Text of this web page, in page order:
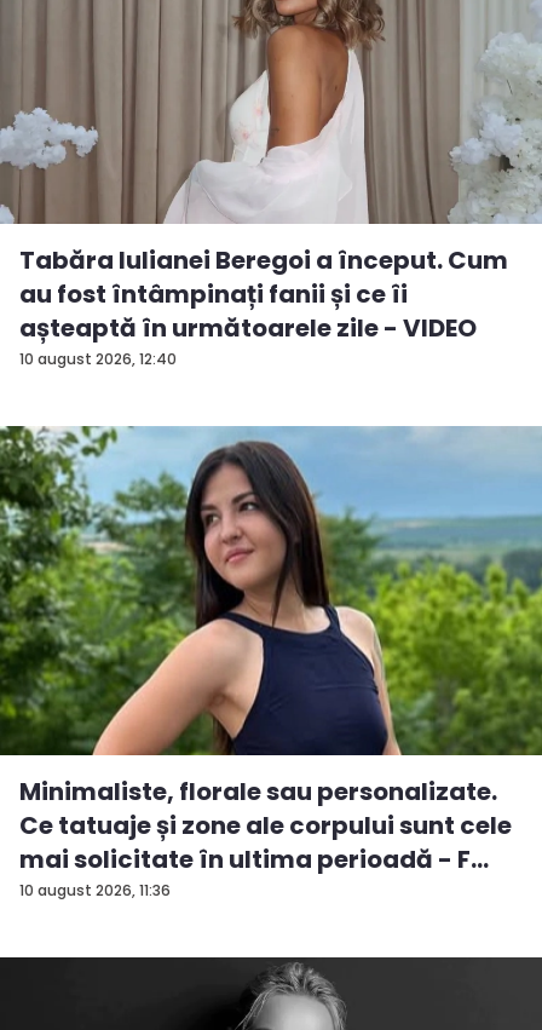
10 august 2026, 12:40
Tabăra Iulianei Beregoi a început. Cum
au fost întâmpinați fanii și ce îi
așteaptă în următoarele zile - VIDEO
10 august 2026, 11:36
Minimaliste, florale sau personalizate.
Ce tatuaje și zone ale corpului sunt cele
mai solicitate în ultima perioadă - F...